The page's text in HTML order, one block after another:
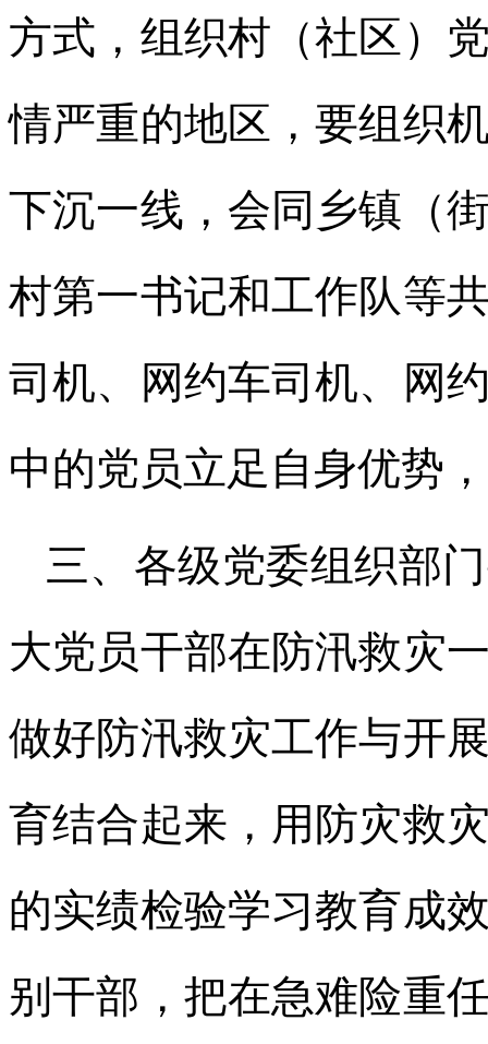
方式，组织村（社区）
情严重的地区，要组织
下沉一线，会同乡镇（
村第一书记和工作队等
司机、网约车司机、网
中的党员立足自身优势
三、各级党委组织部
大党员干部在防汛救灾
做好防汛救灾工作与开
育结合起来，用防灾救
的实绩检验学习教育成
别干部，把在急难险重